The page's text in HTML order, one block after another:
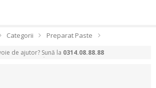
Categorii Preparat Paste
de ajutor? Sună la 0314.08.88.88